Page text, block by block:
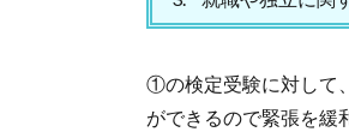
①の検定受験に対して
ができるので緊張を緩